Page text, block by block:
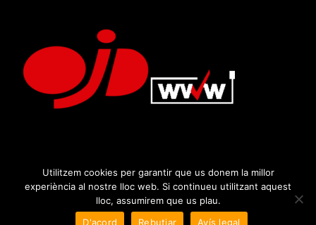
Utilitzem cookies per garantir que us donem la millor
experiència al nostre lloc web. Si continueu utilitzant aquest
lloc, assumirem que us plau.
D'acord
Rebutjar Avís legal